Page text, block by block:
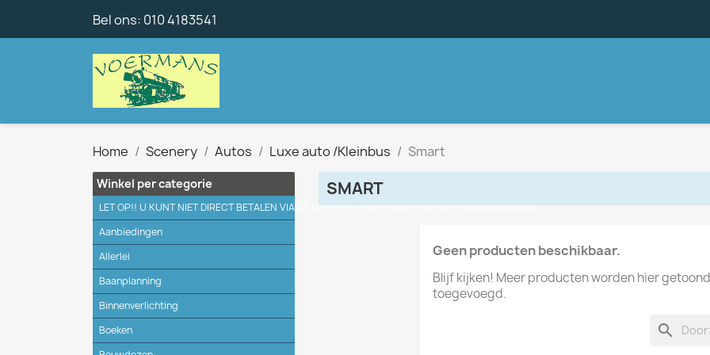
Bel ons: 010 4183541
Home Scenery Autos Luxe auto /Kleinbus Smart
Winkel per categorie
LET OP!! U KUNT NIET DIRECT BETALEN VIA DE WEBSITE, U ONTVANGT ALTIJD EEN MAIL VAN MIJ!
Aanbiedingen
Allerlei
Baanplanning
Binnenverlichting
Boeken
SMART
Geen producten beschikbaar.
Blijf kijken! Meer producten worden hier
toegevoegd.
search